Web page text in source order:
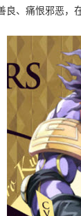
、痛恨邪恶，